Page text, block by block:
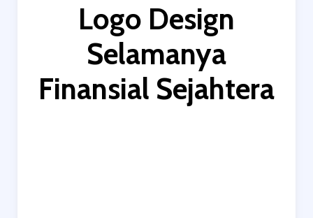
Logo Design
Selamanya
Finansial Sejahtera